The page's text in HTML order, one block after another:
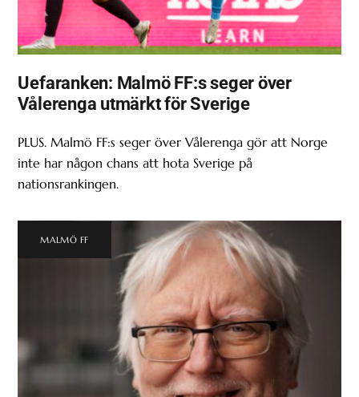
Uefaranken: Malmö FF:s seger över
Vålerenga utmärkt för Sverige
PLUS. Malmö FF:s seger över Vålerenga gör att Norge
inte har någon chans att hota Sverige på
nationsrankingen.
MALMÖ FF